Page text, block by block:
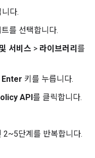
다.
를 선택합니다.
서비스 > 라이브러리 를
Enter 키를 누릅니다.
API를 클릭합니다.
2~5단계를 반복합니다.